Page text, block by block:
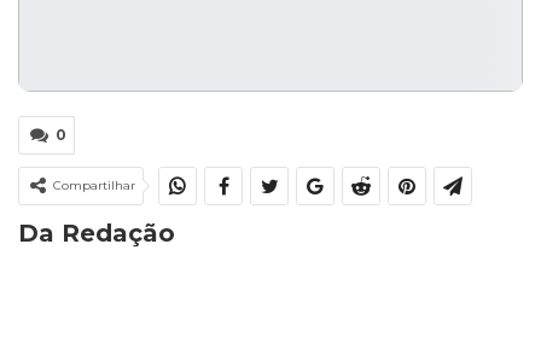
0
Compartilhar
Da Redação